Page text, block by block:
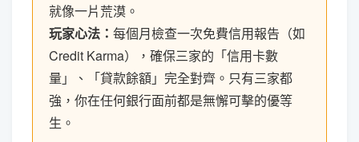
就像一片荒漠。
玩家心法： 每個月檢查一次免費信用報告（如
Credit Karma），確保三家的「信用卡數
量」、「貸款餘額」完全對齊。只有三家都
強，你在任何銀行面前都是無懈可擊的優等
生。